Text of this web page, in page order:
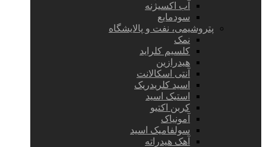
آب اکسیژنه
سودمایع
پتروشیمی، نفت و پالایشگاه
نمک
کلسیم کلراید
هیدرازین
آنتی اسکالانت
اسید کلریدریک
استیک اسید
کربن اکتیو
آمونیاک
سولفامیک اسید
آهک هیدراته